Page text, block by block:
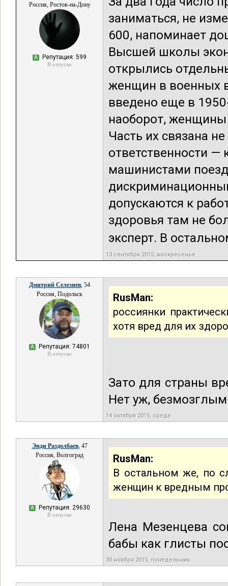
Россия, Ростов-на-Дону
А Репутация: 599
В отпуске
заниматься, не
600, напоминает
Высшей школы
открылись
женщин в военных
введено еще в
наоборот,
Часть их связана
ответственности —
машинистами
допускаются к
здоровья там не
эксперт. В
13 сентября 2015, воскресенье
Дмитрий Селезнев, 54
Россия, Подольск
А Репутация: 74801
В отпуске
RusMan:
россиянки
хотя вред для их
Зато для страны
Нет уж,
14 октября 2015, среда
Энди Раздолбаев, 47
Россия, Волгоград
А Репутация: 29630
В отпуске
RusMan:
В остальном же, по
женщин к вредным
Лена Мезенцева
бабы как глисты
30 ноября 2015, понедельник